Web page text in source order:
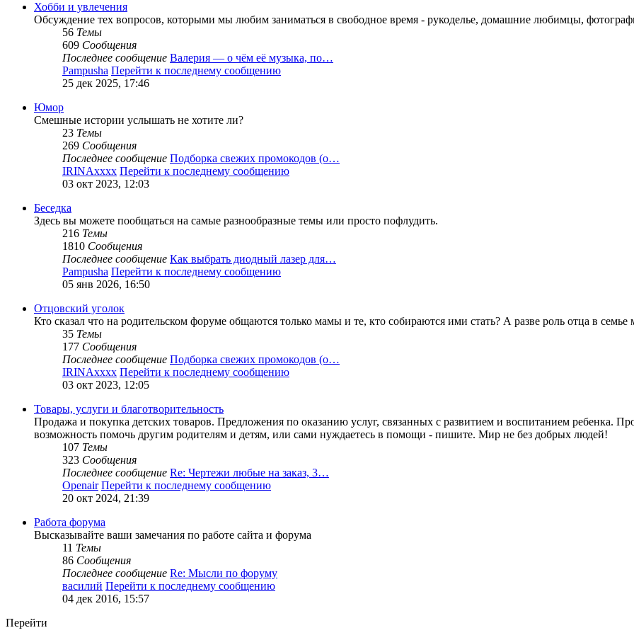
Хобби и увлечения
Обсуждение тех вопросов, которыми мы любим заниматься в свободное время - рукоделье, домашние любимцы,
56 Темы
609 Сообщения
Последнее сообщение Валерия — о чём её музыка, по…
Pampusha Перейти к последнему сообщению
25 дек 2025, 17:46
Юмор
Смешные истории услышать не хотите ли?
23 Темы
269 Сообщения
Последнее сообщение Подборка свежих промокодов (о…
IRINAxxxx Перейти к последнему сообщению
03 окт 2023, 12:03
Беседка
Здесь вы можете пообщаться на самые разнообразные темы или просто пофлудить.
216 Темы
1810 Сообщения
Последнее сообщение Как выбрать диодный лазер для…
Pampusha Перейти к последнему сообщению
05 янв 2026, 16:50
Отцовский уголок
Кто сказал что на родительском форуме общаются только мамы и те, кто собираются ими стать? А разве роль отца в
35 Темы
177 Сообщения
Последнее сообщение Подборка свежих промокодов (о…
IRINAxxxx Перейти к последнему сообщению
03 окт 2023, 12:05
Товары, услуги и благотворительность
Продажа и покупка детских товаров. Предложения по оказанию услуг, связанных с развитием и воспитанием ребенка.
возможность помочь другим родителям и детям, или сами нуждаетесь в помощи - пишите. Мир не без добрых людей!
107 Темы
323 Сообщения
Последнее сообщение Re: Чертежи любые на заказ, 3…
Openair Перейти к последнему сообщению
20 окт 2024, 21:39
Работа форума
Высказывайте ваши замечания по работе сайта и форума
11 Темы
86 Сообщения
Последнее сообщение Re: Мысли по форуму
василий Перейти к последнему сообщению
04 дек 2016, 15:57
Перейти